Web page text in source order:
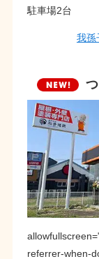
駐車場2台
我孫
referrer-when-